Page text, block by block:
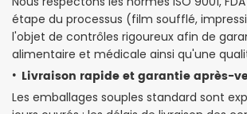
étape du processus (film soufflé,
l'objet de contrôles rigoureux afin de
alimentaire et médicale ainsi qu'une
· Livraison rapide et garantie après-
Les emballages souples standard sont